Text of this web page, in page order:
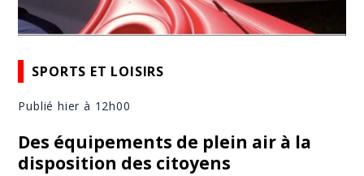
SPORTS ET LOISIRS
Publié hier à 12h00
Des équipements de plein air à la
disposition des citoyens